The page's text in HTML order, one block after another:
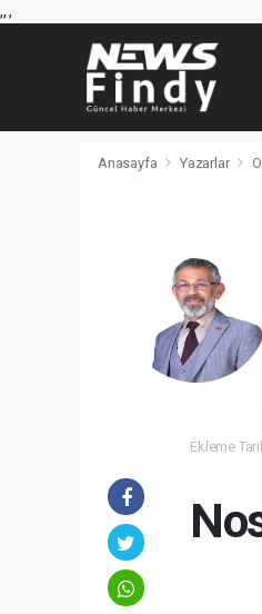
,,,
Anasayfa Yazarlar
Ekleme